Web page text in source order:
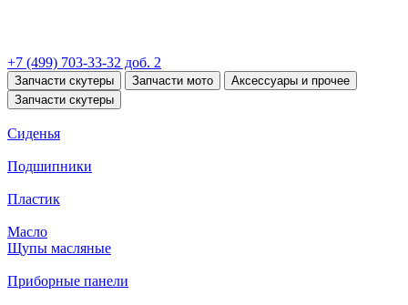
+7 (499) 703-33-32 доб. 2
Запчасти скутеры Запчасти мото
Аксессуары и прочее
Запчасти скутеры
Сиденья
Подшипники
Пластик
Масло
Щупы масляные
Приборные панели